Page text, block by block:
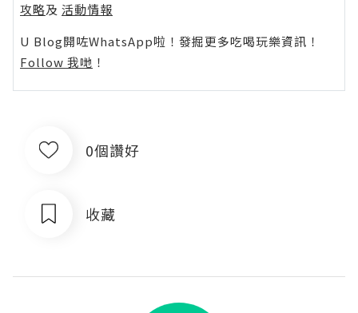
攻略及 活動情報
U Blog開咗WhatsApp啦！發掘更多吃喝玩樂資訊！
Follow 我哋 ！
0個讚好
收藏